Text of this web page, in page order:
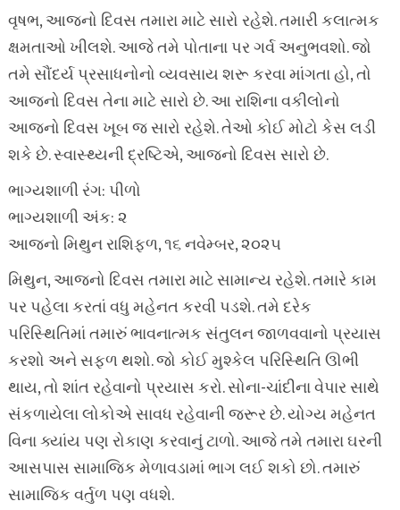
વૃષભ, આજનો દિવસ તમારા માટે સારો રહેશે. તમારી કલાત્મક
ક્ષમતાઓ ખીલશે. આજે તમે પોતાના પર ગર્વ અનુભવશો. જો
તમે સૌંદર્ય પ્રસાધનોનો વ્યવસાય શરૂ કરવા માંગતા હો, તો
આજનો દિવસ તેના માટે સારો છે. આ રાશિના વકીલોનો
આજનો દિવસ ખૂબ જ સારો રહેશે. તેઓ કોઈ મોટો કેસ લડી
શકે છે. સ્વાસ્થ્યની દ્રષ્ટિએ, આજનો દિવસ સારો છે.
ભાગ્યશાળી રંગ: પીળો
ભાગ્યશાળી અંક: ૨
આજનો મિથુન રાશિફળ, ૧૬ નવેમ્બર, ૨૦૨૫
મિથુન, આજનો દિવસ તમારા માટે સામાન્ય રહેશે. તમારે કામ
પર પહેલા કરતાં વધુ મહેનત કરવી પડશે. તમે દરેક
પરિસ્થિતિમાં તમારું ભાવનાત્મક સંતુલન જાળવવાનો પ્રયાસ
કરશો અને સફળ થશો. જો કોઈ મુશ્કેલ પરિસ્થિતિ ઊભી
થાય, તો શાંત રહેવાનો પ્રયાસ કરો. સોના-ચાંદીના વેપાર સાથે
સંકળાયેલા લોકોએ સાવધ રહેવાની જરૂર છે. યોગ્ય મહેનત
વિના ક્યાંય પણ રોકાણ કરવાનું ટાળો. આજે તમે તમારા ઘરની
આસપાસ સામાજિક મેળાવડામાં ભાગ લઈ શકો છો. તમારું
સામાજિક વર્તુળ પણ વધશે.